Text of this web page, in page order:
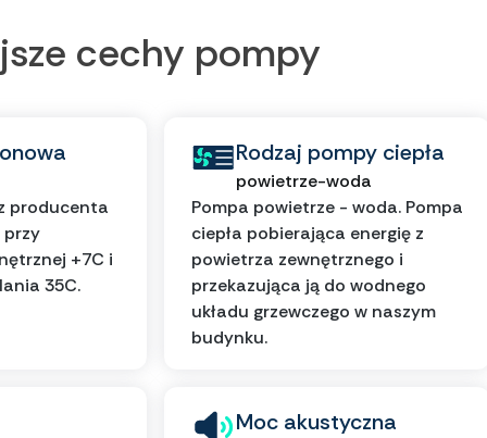
cechy pompy
producenta
przy
+7C i
35C.
Rodzaj pompy ciepła
powietrze-woda
Pompa powietrze - woda. Pompa
ciepła pobierająca energię z
powietrza zewnętrznego i
przekazująca ją do wodnego
układu grzewczego w naszym
budynku.
Moc akustyczna